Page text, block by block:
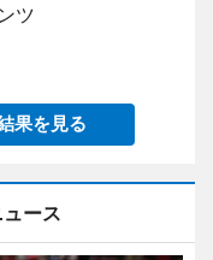
ツ
果を見る
ース